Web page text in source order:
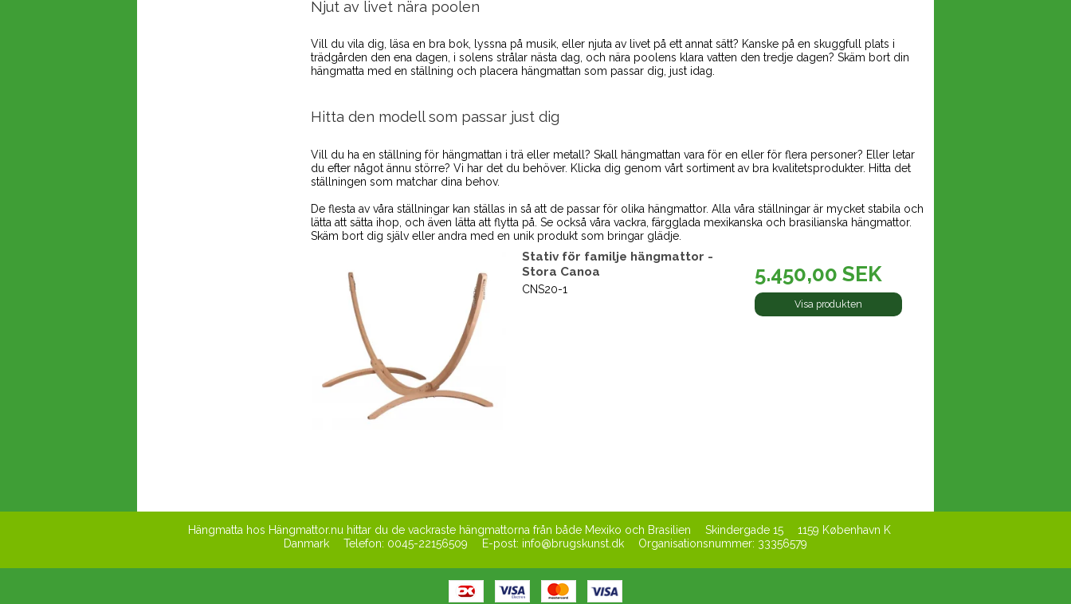
Njut av livet nära poolen
Vill du vila dig, läsa en bra bok, lyssna på musik, eller njuta av livet på ett annat sätt? Kanske på en skuggfull plats i
trädgården den ena dagen, i solens strålar nästa dag, och nära poolens klara vatten den tredje dagen? Skäm bort din
hängmatta med en ställning och placera hängmattan som passar dig, just idag.
Hitta den modell som passar just dig
Vill du ha en ställning för hängmattan i trä eller metall? Skall hängmattan vara för en eller för flera personer? Eller letar
du efter något ännu större? Vi har det du behöver. Klicka dig genom vårt sortiment av bra kvalitetsprodukter. Hitta det
ställningen som matchar dina behov.
De flesta av våra ställningar kan ställas in så att de passar för olika hängmattor. Alla våra ställningar är mycket stabila och
lätta att sätta ihop, och även lätta att flytta på. Se också våra vackra, färgglada mexikanska och brasilianska hängmattor.
Skäm bort dig själv eller andra med en unik produkt som bringar glädje.
Stativ för familje hängmattor -
Stora Canoa
CNS20-1
5.450,00 SEK
Visa produkten
Hängmatta hos Hängmattor.nu hittar du de vackraste hängmattorna från både Mexiko och Brasilien Skindergade 15
1159 København K
Danmark
Telefon: 0045-22156509 E-post: info@brugskunst.dk Organisationsnummer: 33356579